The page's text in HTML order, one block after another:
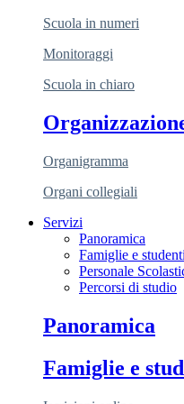
Scuola in numeri
Monitoraggi
Scuola in chiaro
Organigramma
Organi collegiali
Servizi
Panoramica
Famiglie e studenti
Personale
Percorsi di studio
Panoramica
Famiglie e